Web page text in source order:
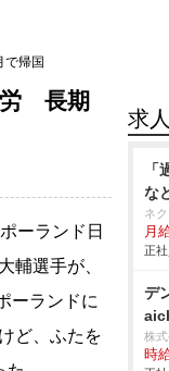
で帰国
労 長期
ーランド日
輔選手が、
ーランドに
ど、ふたを
求
な
ネ
月
正
デ
株
時